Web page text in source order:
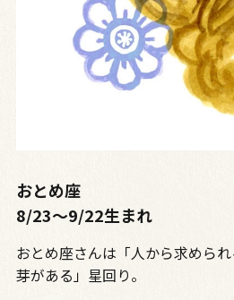
おとめ座
8/23〜9/22生まれ
おとめ座さんは「人から求めら
芽がある」星回り。